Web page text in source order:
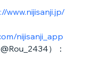
www.nijisanji.jp/
nijisanji_app
）：